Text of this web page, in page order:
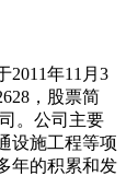
2011年11月3
，股票简
。公司主要
设施工程等项
年的积累和发